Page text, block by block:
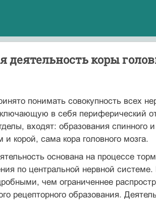
деятельность коры
понимать совокупность всех
в себя периферический
входят: образования
и корой, сама кора головного мозга.
основана на процессе
по центральной нервной
чем ограниченнее
рецепторного образования.